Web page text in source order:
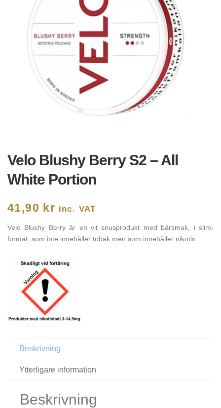
Velo Blushy Berry S2 – All
White Portion
41,90 kr inc. VAT
Velo Blushy Berry är en vit snusprodukt med bärsmak, i slim-
format, som inte innehåller tobak men som innehåller nikotin.
Beskrivning
Ytterligare information
Beskrivning